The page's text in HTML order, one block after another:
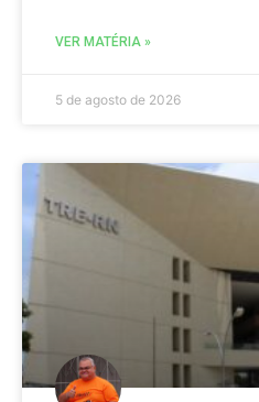
VER MATÉRIA »
5 de agosto de 2026